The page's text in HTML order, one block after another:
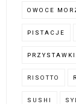
OWOCE
PISTACJE
RISOTTO
SUSHI